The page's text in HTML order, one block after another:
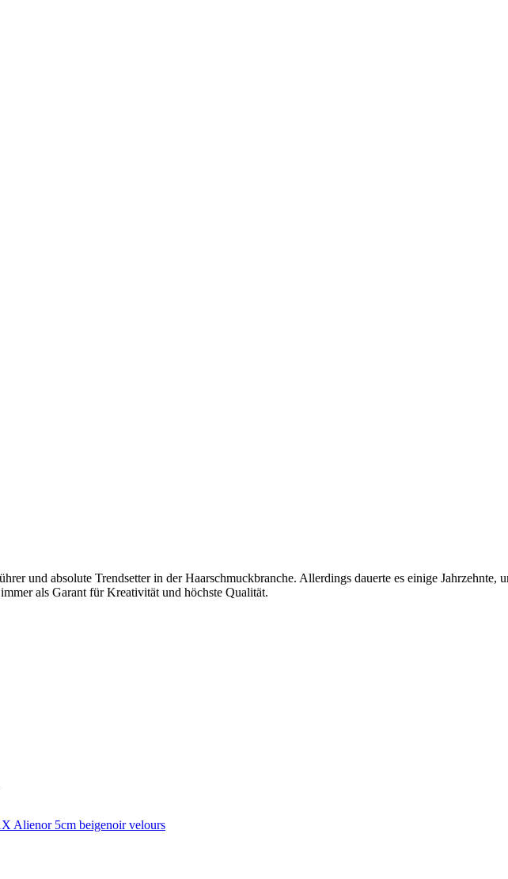
und absolute Trendsetter in der Haarschmuckbranche. Allerdings dauerte es einige Jahrzehnte,
als Garant für Kreativität und höchste Qualität.